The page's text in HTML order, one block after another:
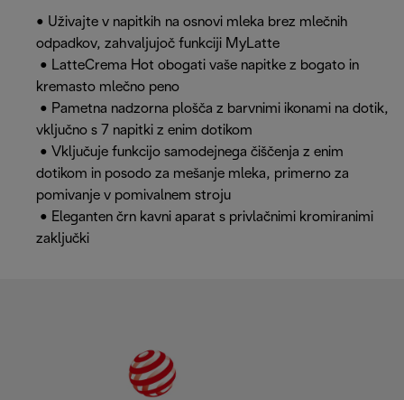
• Uživajte v napitkih na osnovi mleka brez mlečnih
odpadkov, zahvaljujoč funkciji MyLatte
• LatteCrema Hot obogati vaše napitke z bogato in
kremasto mlečno peno
• Pametna nadzorna plošča z barvnimi ikonami na dotik,
vključno s 7 napitki z enim dotikom
• Vključuje funkcijo samodejnega čiščenja z enim
dotikom in posodo za mešanje mleka, primerno za
pomivanje v pomivalnem stroju
• Eleganten črn kavni aparat s privlačnimi kromiranimi
zaključki